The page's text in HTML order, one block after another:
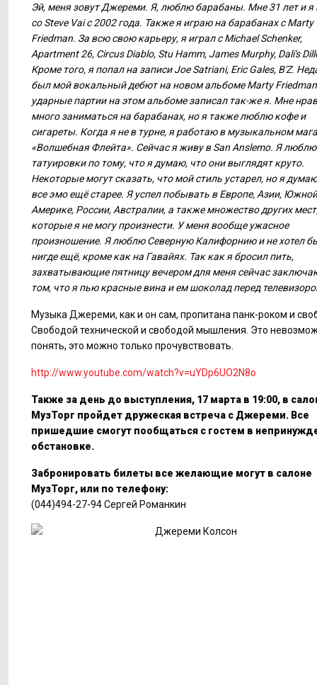
Эй, меня зовут Джереми. Я, люблю барабаны. Мне 31 лет и я
со Steve Vai с 2002 года. Также я играю на барабанах с Marty
Friedman. За всю свою карьеру, я играл с Michael Schenker,
Apartment 26, Circus Diablo, Stu Hamm, James Murphy, Dali's
Кроме того, я попал на записи Joe Satriani, Eric Gales, B'Z.
был мой вокальный дебют на новом альбоме Marty
ударные партии на этом альбоме записал так-же я. Мне
много заниматься на барабанах, но я также люблю кофе и
сигареты. Когда я не в турне, я работаю в музыкальном
«Волшебная Флейта». Сейчас я живу в San Anslemo. Я люблю
татуировки по тому, что я думаю, что они выглядят круто.
Некоторые могут сказать, что мой стиль устарел, но я
все эмо ещё старее. Я успел побывать в Европе, Азии, Южной
Америке, России, Австралии, а также множество других
которые я не могу произнести. У меня вообще ужасное
произношение. Я люблю Северную Калифорнию и не хотел
нигде ещё, кроме как на Гавайях. Так как я бросил пить,
захватывающие пятницу вечером для меня сейчас
том, что я пью красные вина и ем шоколад перед
Музыка Джереми, как и он сам, пропитана панк-роком и
Свободой технической и свободой мышления. Это
понять, это можно только прочувствовать.
http://www.youtube.com/watch?v=uYDp6UO2N8o
Также за день до выступления, 17 марта в 19:00, в
МузТорг пройдет дружеская встреча с Джереми. Все
пришедшие смогут пообщаться с гостем в
обстановке.
Забронировать билеты все желающие могут в салоне
МузТорг, или по телефону:
(044)494-27-94 Сергей Романкин